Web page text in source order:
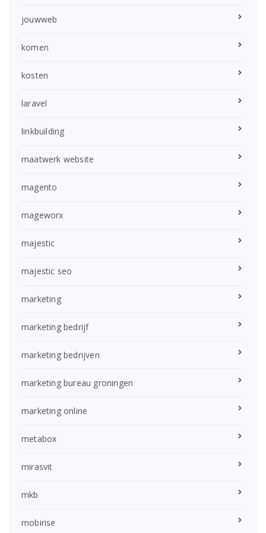
jouwweb
komen
kosten
laravel
linkbuilding
maatwerk website
magento
mageworx
majestic
majestic seo
marketing
marketing bedrijf
marketing bedrijven
marketing bureau groningen
marketing online
metabox
mirasvit
mkb
mobirise